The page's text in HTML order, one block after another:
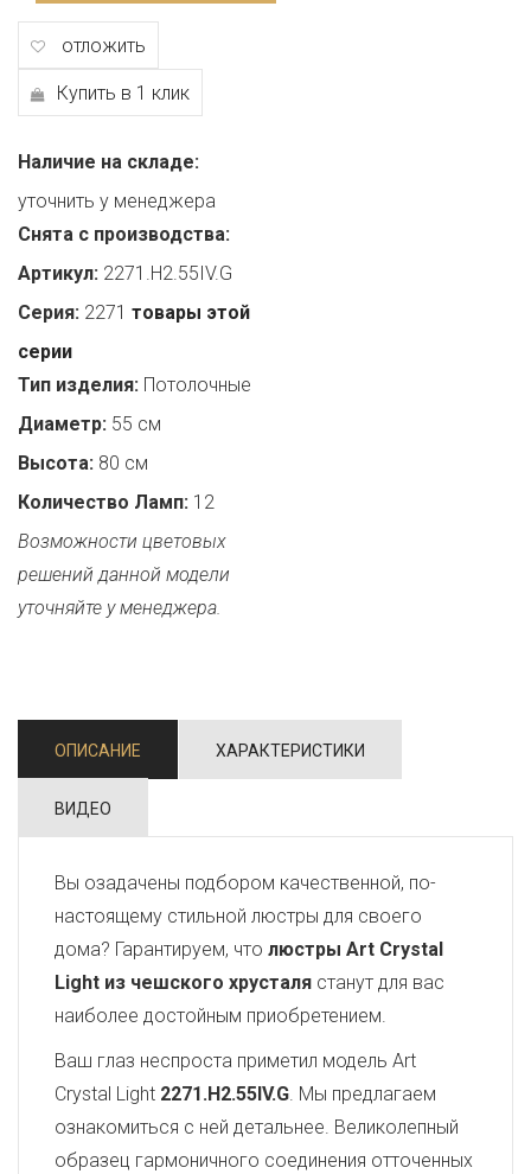
отложить
Купить в 1 клик
Наличие на складе:
уточнить у менеджера
Снята с производства:
Артикул: 2271.H2.55IV.G
Серия: 2271 товары этой
серии
Тип изделия: Потолочные
Диаметр: 55 см
Высота: 80 см
Количество Ламп: 12
Возможности цветовых
решений данной модели
уточняйте у менеджера.
ОПИСАНИЕ ХАРАКТЕРИСТИКИ
ВИДЕО
Вы озадачены подбором качественной, по-
настоящему стильной люстры для своего
дома? Гарантируем, что люстры Art Crystal
Light из чешского хрусталя станут для вас
наиболее достойным приобретением.
Ваш глаз неспроста приметил модель Art
Crystal Light 2271.H2.55IV.G. Мы предлагаем
ознакомиться с ней детальнее. Великолепный
образец гармоничного соединения отточенных